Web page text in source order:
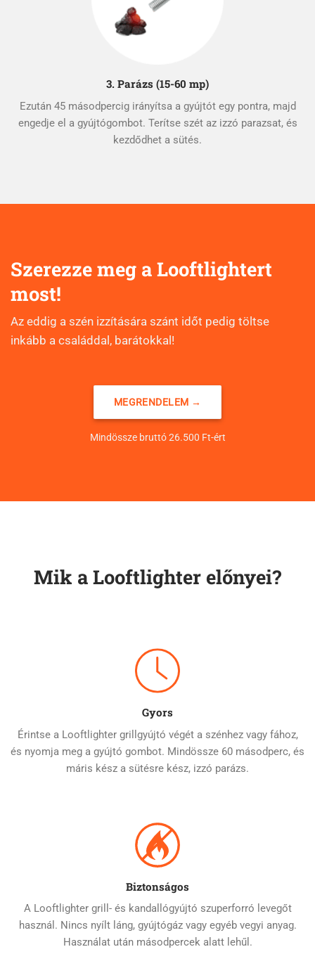
3. Parázs (15-60 mp)
Ezután 45 másodpercig irányítsa a gyújtót egy pontra, majd
engedje el a gyújtógombot. Terítse szét az izzó parazsat, és
kezdődhet a sütés.
Szerezze meg a Looftlightert
most!
Az eddig a szén izzítására szánt időt pedig töltse
inkább a családdal, barátokkal!
MEGRENDELEM →
Mindössze bruttó 26.500 Ft-ért
Mik a Looftlighter előnyei?
Gyors
Érintse a Looftlighter grillgyújtó végét a szénhez vagy fához,
és nyomja meg a gyújtó gombot. Mindössze 60 másodperc, és
máris kész a sütésre kész, izzó parázs.
Biztonságos
A Looftlighter grill- és kandallógyújtó szuperforró levegőt
használ. Nincs nyílt láng, gyújtógáz vagy egyéb vegyi anyag.
Használat után másodpercek alatt lehűl.